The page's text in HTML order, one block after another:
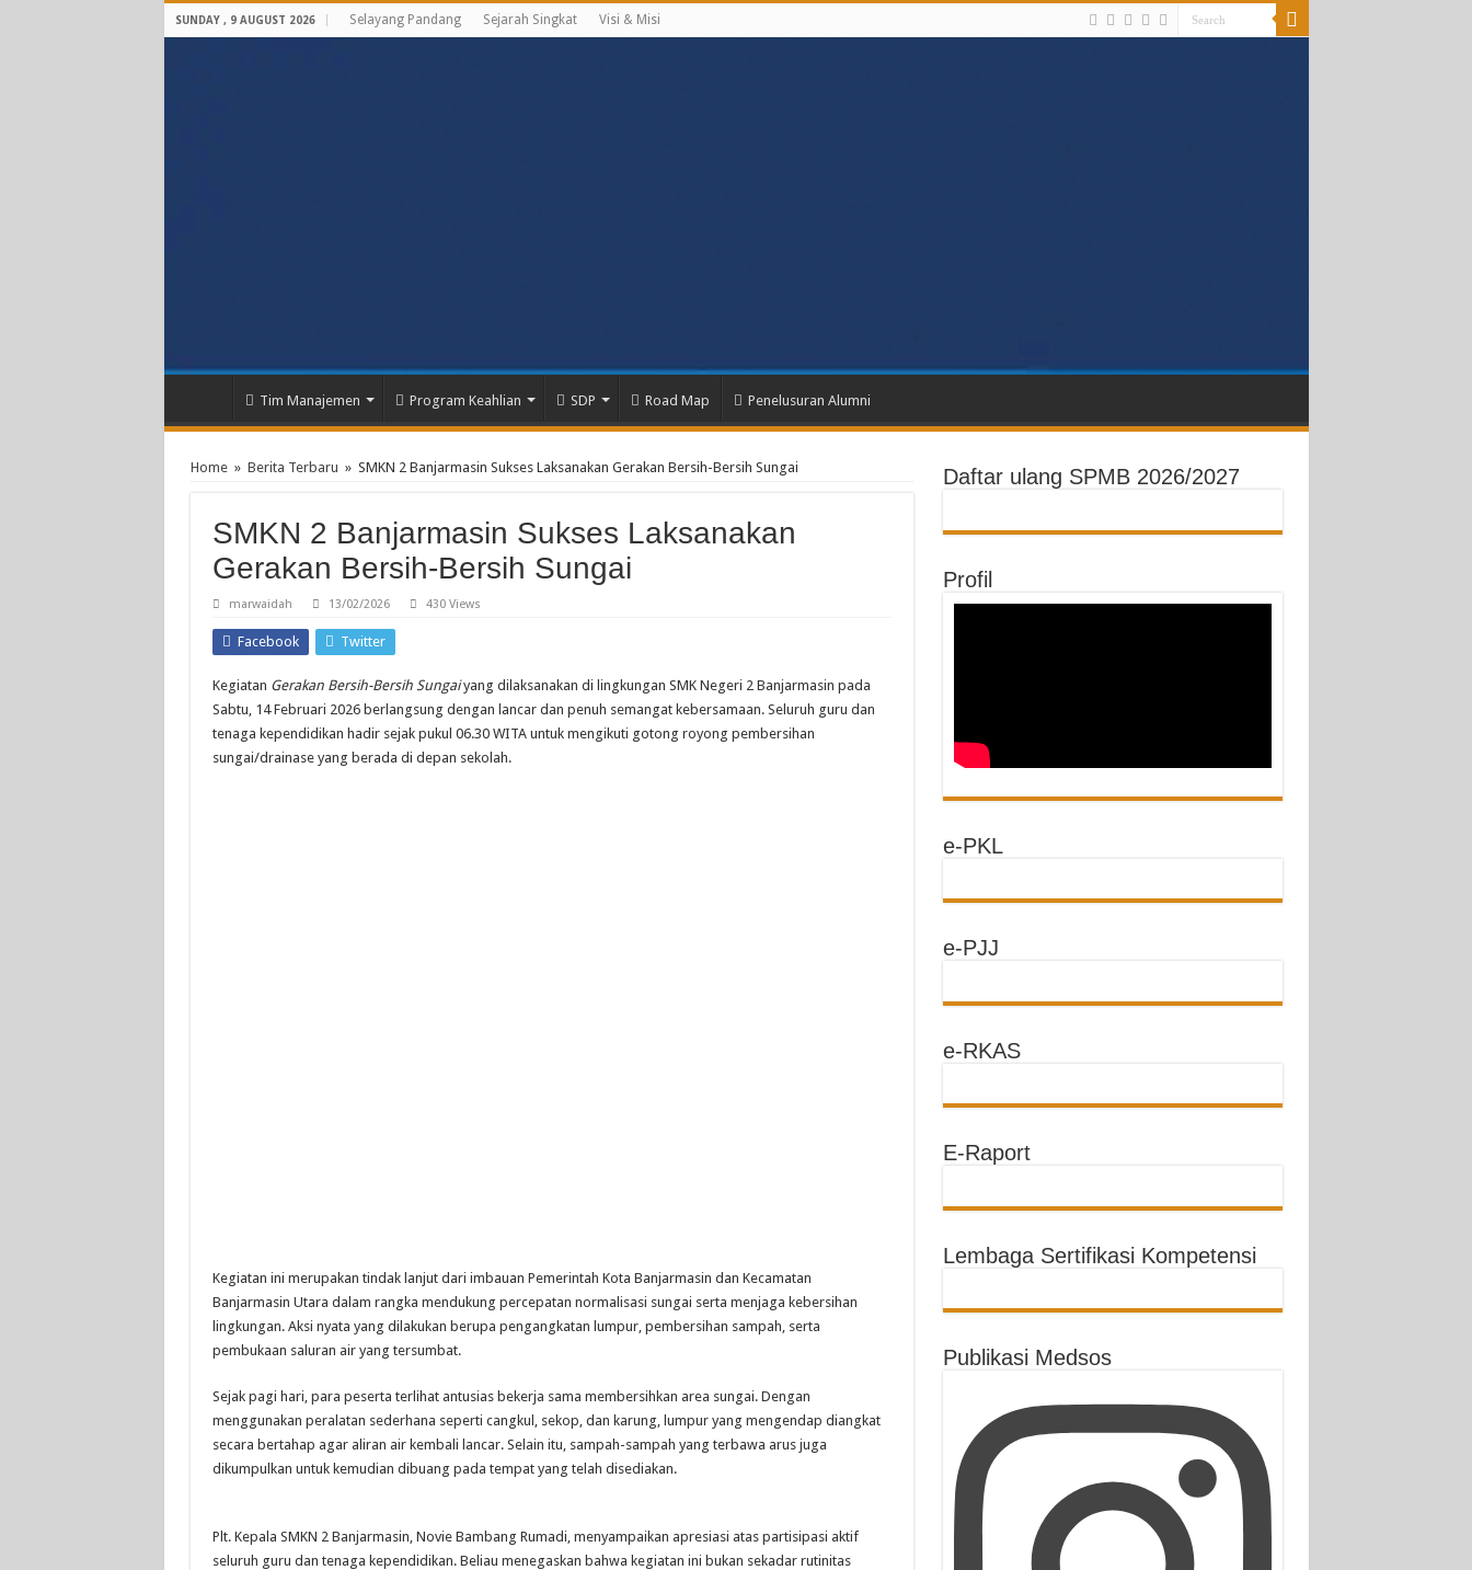
SUNDAY , 9 AUGUST 2026 Selayang Pandang Sejarah Singkat Visi & Misi
Tim Manajemen Program Keahlian SDP Road Map Penelusuran Alumni
Home » Berita Terbaru » SMKN 2 Banjarmasin Sukses Laksanakan Gerakan Bersih-Bersih Sungai
SMKN 2 Banjarmasin Sukses Laksanakan
Gerakan Bersih-Bersih Sungai
marwaidah 13/02/2026 430 Views
Facebook Twitter
Kegiatan Gerakan Bersih-Bersih Sungaiyang dilaksanakan di lingkungan SMK Negeri 2 Banjarmasin pada
Sabtu, 14 Februari 2026 berlangsung dengan lancar dan penuh semangat kebersamaan. Seluruh guru dan
tenaga kependidikan hadir sejak pukul 06.30 WITA untuk mengikuti gotong royong pembersihan
sungai/drainase yang berada di depan sekolah.
Kegiatan ini merupakan tindak lanjut dari imbauan Pemerintah Kota Banjarmasin dan Kecamatan
Banjarmasin Utara dalam rangka mendukung percepatan normalisasi sungai serta menjaga kebersihan
lingkungan. Aksi nyata yang dilakukan berupa pengangkatan lumpur, pembersihan sampah, serta
pembukaan saluran air yang tersumbat.
Sejak pagi hari, para peserta terlihat antusias bekerja sama membersihkan area sungai. Dengan
menggunakan peralatan sederhana seperti cangkul, sekop, dan karung, lumpur yang mengendap diangkat
secara bertahap agar aliran air kembali lancar. Selain itu, sampah-sampah yang terbawa arus juga
dikumpulkan untuk kemudian dibuang pada tempat yang telah disediakan.
Plt. Kepala SMKN 2 Banjarmasin, Novie Bambang Rumadi , menyampaikan apresiasi atas partisipasi aktif
seluruh guru dan tenaga kependidikan. Beliau menegaskan bahwa kegiatan ini bukan sekadar rutinitas
Daftar ulang SPMB 2026/2027
Profil
e-PKL
e-PJJ
e-RKAS
E-Raport
Lembaga Sertifikasi Kompetensi
Publikasi Medsos